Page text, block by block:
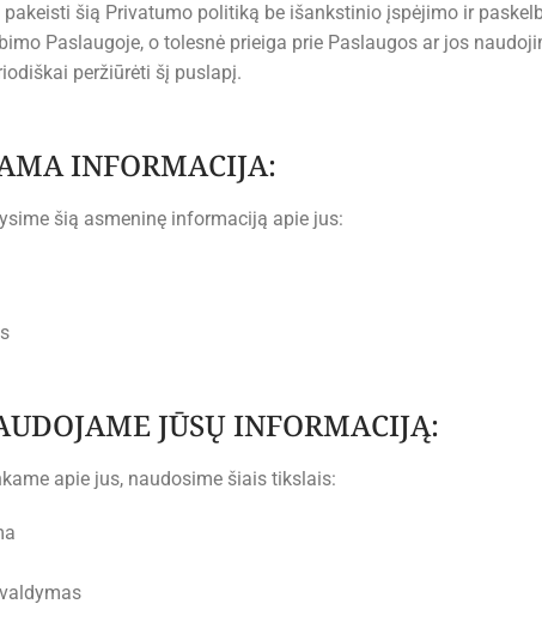
pakeisti šią Privatumo politiką be išankstinio įspėjimo ir
Paslaugoje, o tolesnė prieiga prie Paslaugos ar jos
peržiūrėti šį puslapį.
INFORMACIJA:
šią asmeninę informaciją apie jus:
JŪSŲ INFORMACIJĄ:
apie jus, naudosime šiais tikslais: